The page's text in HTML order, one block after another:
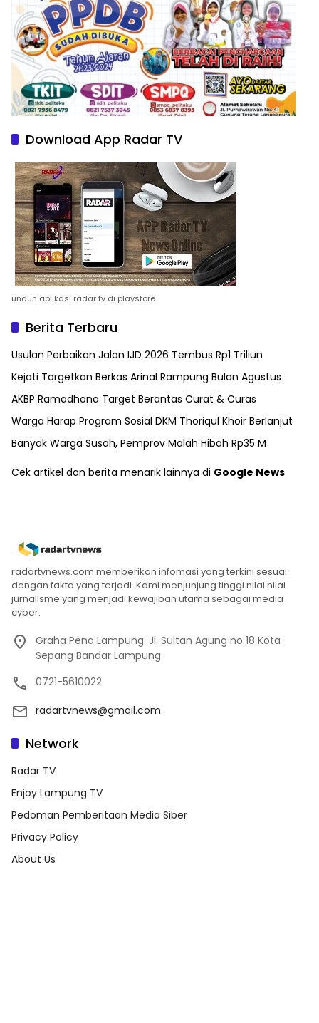
Download App Radar TV
unduh aplikasi radar tv di playstore
Berita Terbaru
Usulan Perbaikan Jalan IJD 2026 Tembus Rp1 Triliun
Kejati Targetkan Berkas Arinal Rampung Bulan Agustus
AKBP Ramadhona Target Berantas Curat & Curas
Warga Harap Program Sosial DKM Thoriqul Khoir Berlanjut
Banyak Warga Susah, Pemprov Malah Hibah Rp35 M
Cek artikel dan berita menarik lainnya di Google News
radartvnews.com memberikan infomasi yang terkini sesuai
dengan fakta yang terjadi. Kami menjunjung tinggi nilai nilai
jurnalisme yang menjadi kewajiban utama sebagai media
cyber.
Graha Pena Lampung. Jl. Sultan Agung no 18 Kota
Sepang Bandar Lampung
0721-5610022
radartvnews@gmail.com
Network
Radar TV
Enjoy Lampung TV
Pedoman Pemberitaan Media Siber
Privacy Policy
About Us